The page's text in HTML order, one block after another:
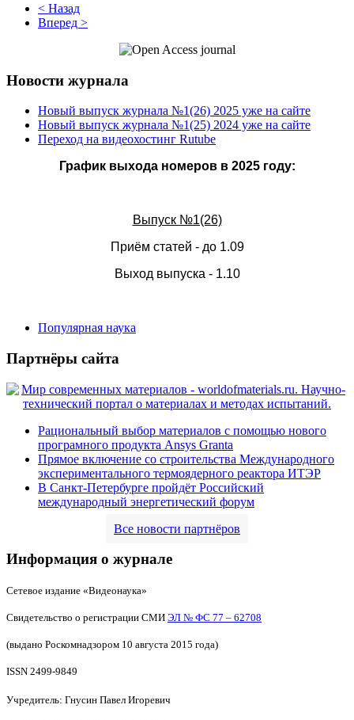
< Назад
Вперед >
Новости журнала
Новый выпуск журнала №1(26) 2025 уже на сайте
Новый выпуск журнала №1(25) 2024 уже на сайте
Переход на видеохостинг Rutube
График выхода номеров в 2025 году:
Выпуск №1(26)
Приём статей - до 1.09
Выход выпуска - 1.10
Популярная наука
Партнёры сайта
Рациональный выбор материалов с помощью нового
програмного продукта Ansys Granta
Прямое включение со строительства Международного
экспериментального термоядерного реактора ИТЭР
В Санкт-Петербурге пройдёт Российский
международный энергетический форум
Все новости партнёров
Информация о журнале
Сетевое издание «Видеонаука»
Свидетельство о регистрации СМИ ЭЛ № ФС 77 – 62708
(выдано Роскомнадзором 10 августа 2015 года)
ISSN 2499-9849
Учредитель: Гнусин Павел Игоревич